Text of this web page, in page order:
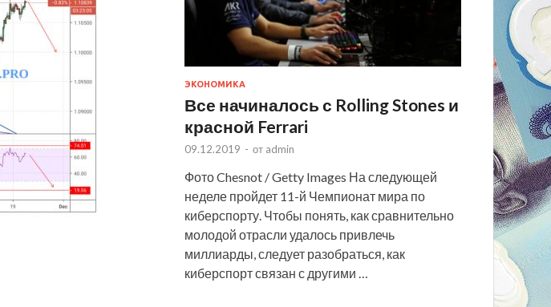
ЭКОНОМИКА
Все начиналось с Rolling Stones и
красной Ferrari
09.12.2019 - от admin
Фото Chesnot / Getty Images На следующей
неделе пройдет 11-й Чемпионат мира по
киберспорту. Чтобы понять, как сравнительно
молодой отрасли удалось привлечь
миллиарды, следует разобраться, как
киберспорт связан с другими …